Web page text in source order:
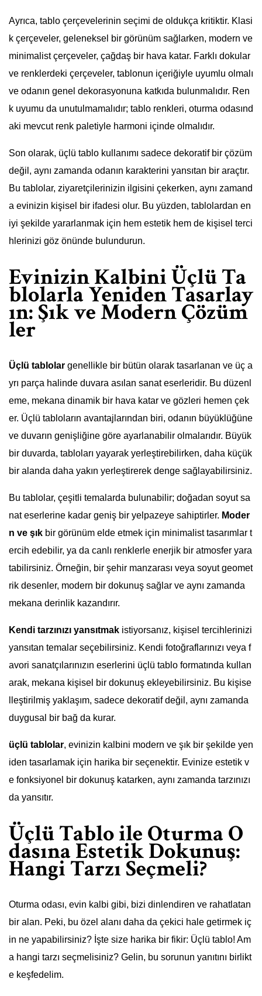
Ayrıca, tablo çerçevelerinin seçimi de oldukça kritiktir. Klasi
k çerçeveler, geleneksel bir görünüm sağlarken, modern ve
minimalist çerçeveler, çağdaş bir hava katar. Farklı dokular
ve renklerdeki çerçeveler, tablonun içeriğiyle uyumlu olmalı
ve odanın genel dekorasyonuna katkıda bulunmalıdır. Ren
k uyumu da unutulmamalıdır; tablo renkleri, oturma odasınd
aki mevcut renk paletiyle harmoni içinde olmalıdır.
Son olarak, üçlü tablo kullanımı sadece dekoratif bir çözüm
değil, aynı zamanda odanın karakterini yansıtan bir araçtır.
Bu tablolar, ziyaretçilerinizin ilgisini çekerken, aynı zamand
a evinizin kişisel bir ifadesi olur. Bu yüzden, tablolardan en
iyi şekilde yararlanmak için hem estetik hem de kişisel terci
hlerinizi göz önünde bulundurun.
Evinizin Kalbini Üçlü Ta
blolarla Yeniden Tasarlay
ın: Şık ve Modern Çözüm
ler
Üçlü tablolar genellikle bir bütün olarak tasarlanan ve üç a
yrı parça halinde duvara asılan sanat eserleridir. Bu düzenl
eme, mekana dinamik bir hava katar ve gözleri hemen çek
er. Üçlü tabloların avantajlarından biri, odanın büyüklüğüne
ve duvarın genişliğine göre ayarlanabilir olmalarıdır. Büyük
bir duvarda, tabloları yayarak yerleştirebilirken, daha küçük
bir alanda daha yakın yerleştirerek denge sağlayabilirsiniz.
Bu tablolar, çeşitli temalarda bulunabilir; doğadan soyut sa
nat eserlerine kadar geniş bir yelpazeye sahiptirler. Moder
n ve şık bir görünüm elde etmek için minimalist tasarımlar t
ercih edebilir, ya da canlı renklerle enerjik bir atmosfer yara
tabilirsiniz. Örneğin, bir şehir manzarası veya soyut geomet
rik desenler, modern bir dokunuş sağlar ve aynı zamanda
mekana derinlik kazandırır.
Kendi tarzınızı yansıtmak istiyorsanız, kişisel tercihlerinizi
yansıtan temalar seçebilirsiniz. Kendi fotoğraflarınızı veya f
avori sanatçılarınızın eserlerini üçlü tablo formatında kullan
arak, mekana kişisel bir dokunuş ekleyebilirsiniz. Bu kişise
lleştirilmiş yaklaşım, sadece dekoratif değil, aynı zamanda
duygusal bir bağ da kurar.
üçlü tablolar, evinizin kalbini modern ve şık bir şekilde yen
iden tasarlamak için harika bir seçenektir. Evinize estetik v
e fonksiyonel bir dokunuş katarken, aynı zamanda tarzınızı
da yansıtır.
Üçlü Tablo ile Oturma O
dasına Estetik Dokunuş:
Hangi Tarzı Seçmeli?
Oturma odası, evin kalbi gibi, bizi dinlendiren ve rahatlatan
bir alan. Peki, bu özel alanı daha da çekici hale getirmek iç
in ne yapabilirsiniz? İşte size harika bir fikir: Üçlü tablo! Am
a hangi tarzı seçmelisiniz? Gelin, bu sorunun yanıtını birlikt
e keşfedelim.